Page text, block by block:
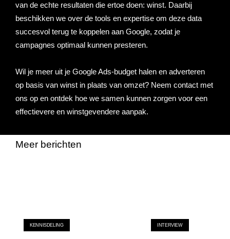
van de echte resultaten die ertoe doen: winst. Daarbij
beschikken we over de tools en expertise om deze data
succesvol terug te koppelen aan Google, zodat je
campagnes optimaal kunnen presteren.
Wil je meer uit je Google Ads-budget halen en adverteren
op basis van winst in plaats van omzet? Neem contact met
ons op en ontdek hoe we samen kunnen zorgen voor een
effectievere en winstgevendere aanpak.
Meer berichten
KENNISDELING INTERVIEW